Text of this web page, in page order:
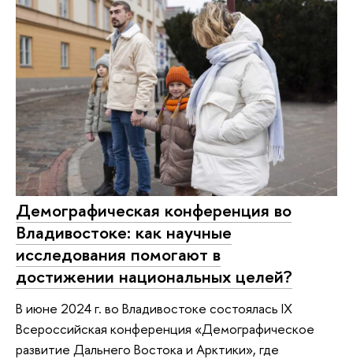
Демографическая конференция во
Владивостоке: как научные
исследования помогают в
достижении национальных целей?
В июне 2024 г. во Владивостоке состоялась IX
Всероссийская конференция «Демографическое
развитие Дальнего Востока и Арктики», где